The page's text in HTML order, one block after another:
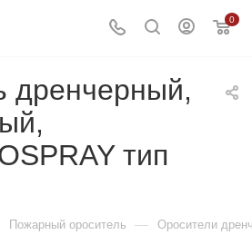
0
дренчерный,
тип
Пожарный ороситель — Оросители